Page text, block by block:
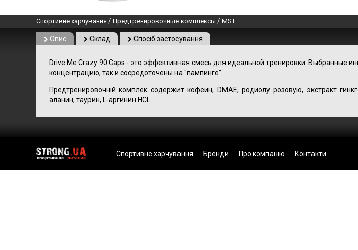
Спортивне харчування / Предтренировочные комплексы / MST
Опис Склад Спосіб застосування
Drive Me Crazy 90 Caps - это эффективная смесь для идеальной тренировки. Выбранные
концентрацию, так и сосредоточены на "пампинге".
Предтренировочній комплек содержит кофеин, DMAE, родиолу розовую, экстракт
аланин, таурин, L-аргинин HСL.
Спортивне харчування Бренди Про компанію Контакти